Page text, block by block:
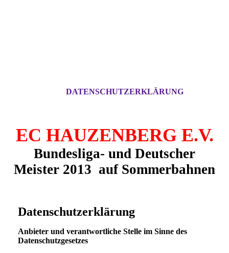
DATENSCHUTZERKLÄRUNG
EC HAUZENBERG E.V.
Bundesliga- und Deutscher
Meister 2013 auf Sommerbahnen
Datenschutzerklärung
Anbieter und verantwortliche Stelle im Sinne des
Datenschutzgesetzes